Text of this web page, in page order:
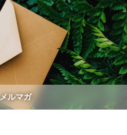
メルマガ